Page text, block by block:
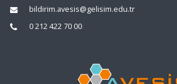
bildirim.avesis@gelisim.edu.tr
0 212 422 70 00